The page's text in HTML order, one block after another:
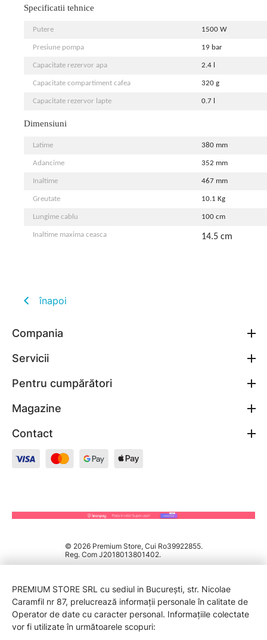
Specificatii tehnice
Putere 1500 W
Presiune pompa 19 bar
Capacitate rezervor apa 2.4 l
Capacitate compartiment cafea 320 g
Capacitate rezervor lapte 0.7 l
Dimensiuni
Latime 380 mm
Adancime 352 mm
Inaltime 467 mm
Greutate 10.1 Kg
Lungime cablu 100 cm
Inaltime maxima ceasca 14.5 cm
înapoi
Compania
Servicii
Pentru cumpărători
Magazine
Contact
© 2026 Premium Store, Cui Ro39922855.
Reg. Com J2018013801402.
PREMIUM STORE SRL cu sediul in București, str. Nicolae
Caramfil nr 87, prelucrează informații personale în calitate de
Operator de date cu caracter personal. Informațiile colectate
vor fi utilizate în următoarele scopuri: